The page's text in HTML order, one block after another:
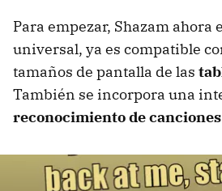
Para empezar, Shazam ahora
universal, ya es compatible
tamaños de pantalla de las
También se incorpora una
reconocimiento de